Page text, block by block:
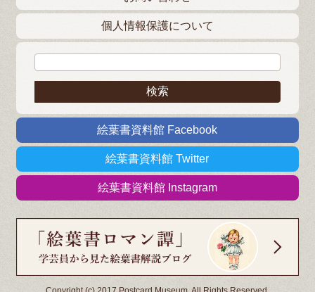
個人情報保護について
絵葉書資料館 Facebook
絵葉書資料館 Twitter
絵葉書資料館 Instagram